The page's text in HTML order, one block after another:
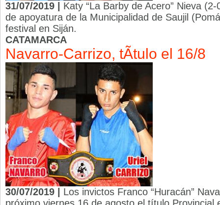
31/07/2019 | Katy “La Barby de Acero” Nieva
de apoyatura de la Municipalidad de Saujil
festival en Siján.
CATAMARCA
Navarro-Carrizo, tÃ­tulo el 16/8
30/07/2019 | Los invictos Franco “Huracán”